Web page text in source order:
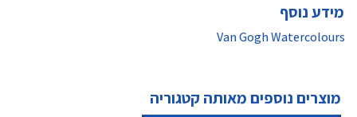
מידע נוסף
Van Gogh Watercolours
מוצרים נוספים מאותה קטגוריה